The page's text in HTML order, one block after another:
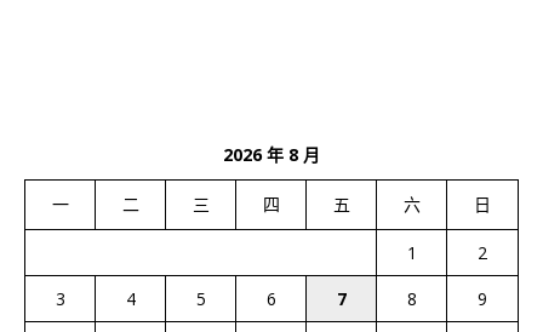
2026 年 8 月
一 二 三 四 五 六 日
1
2
3
4 5 6 7 8
9